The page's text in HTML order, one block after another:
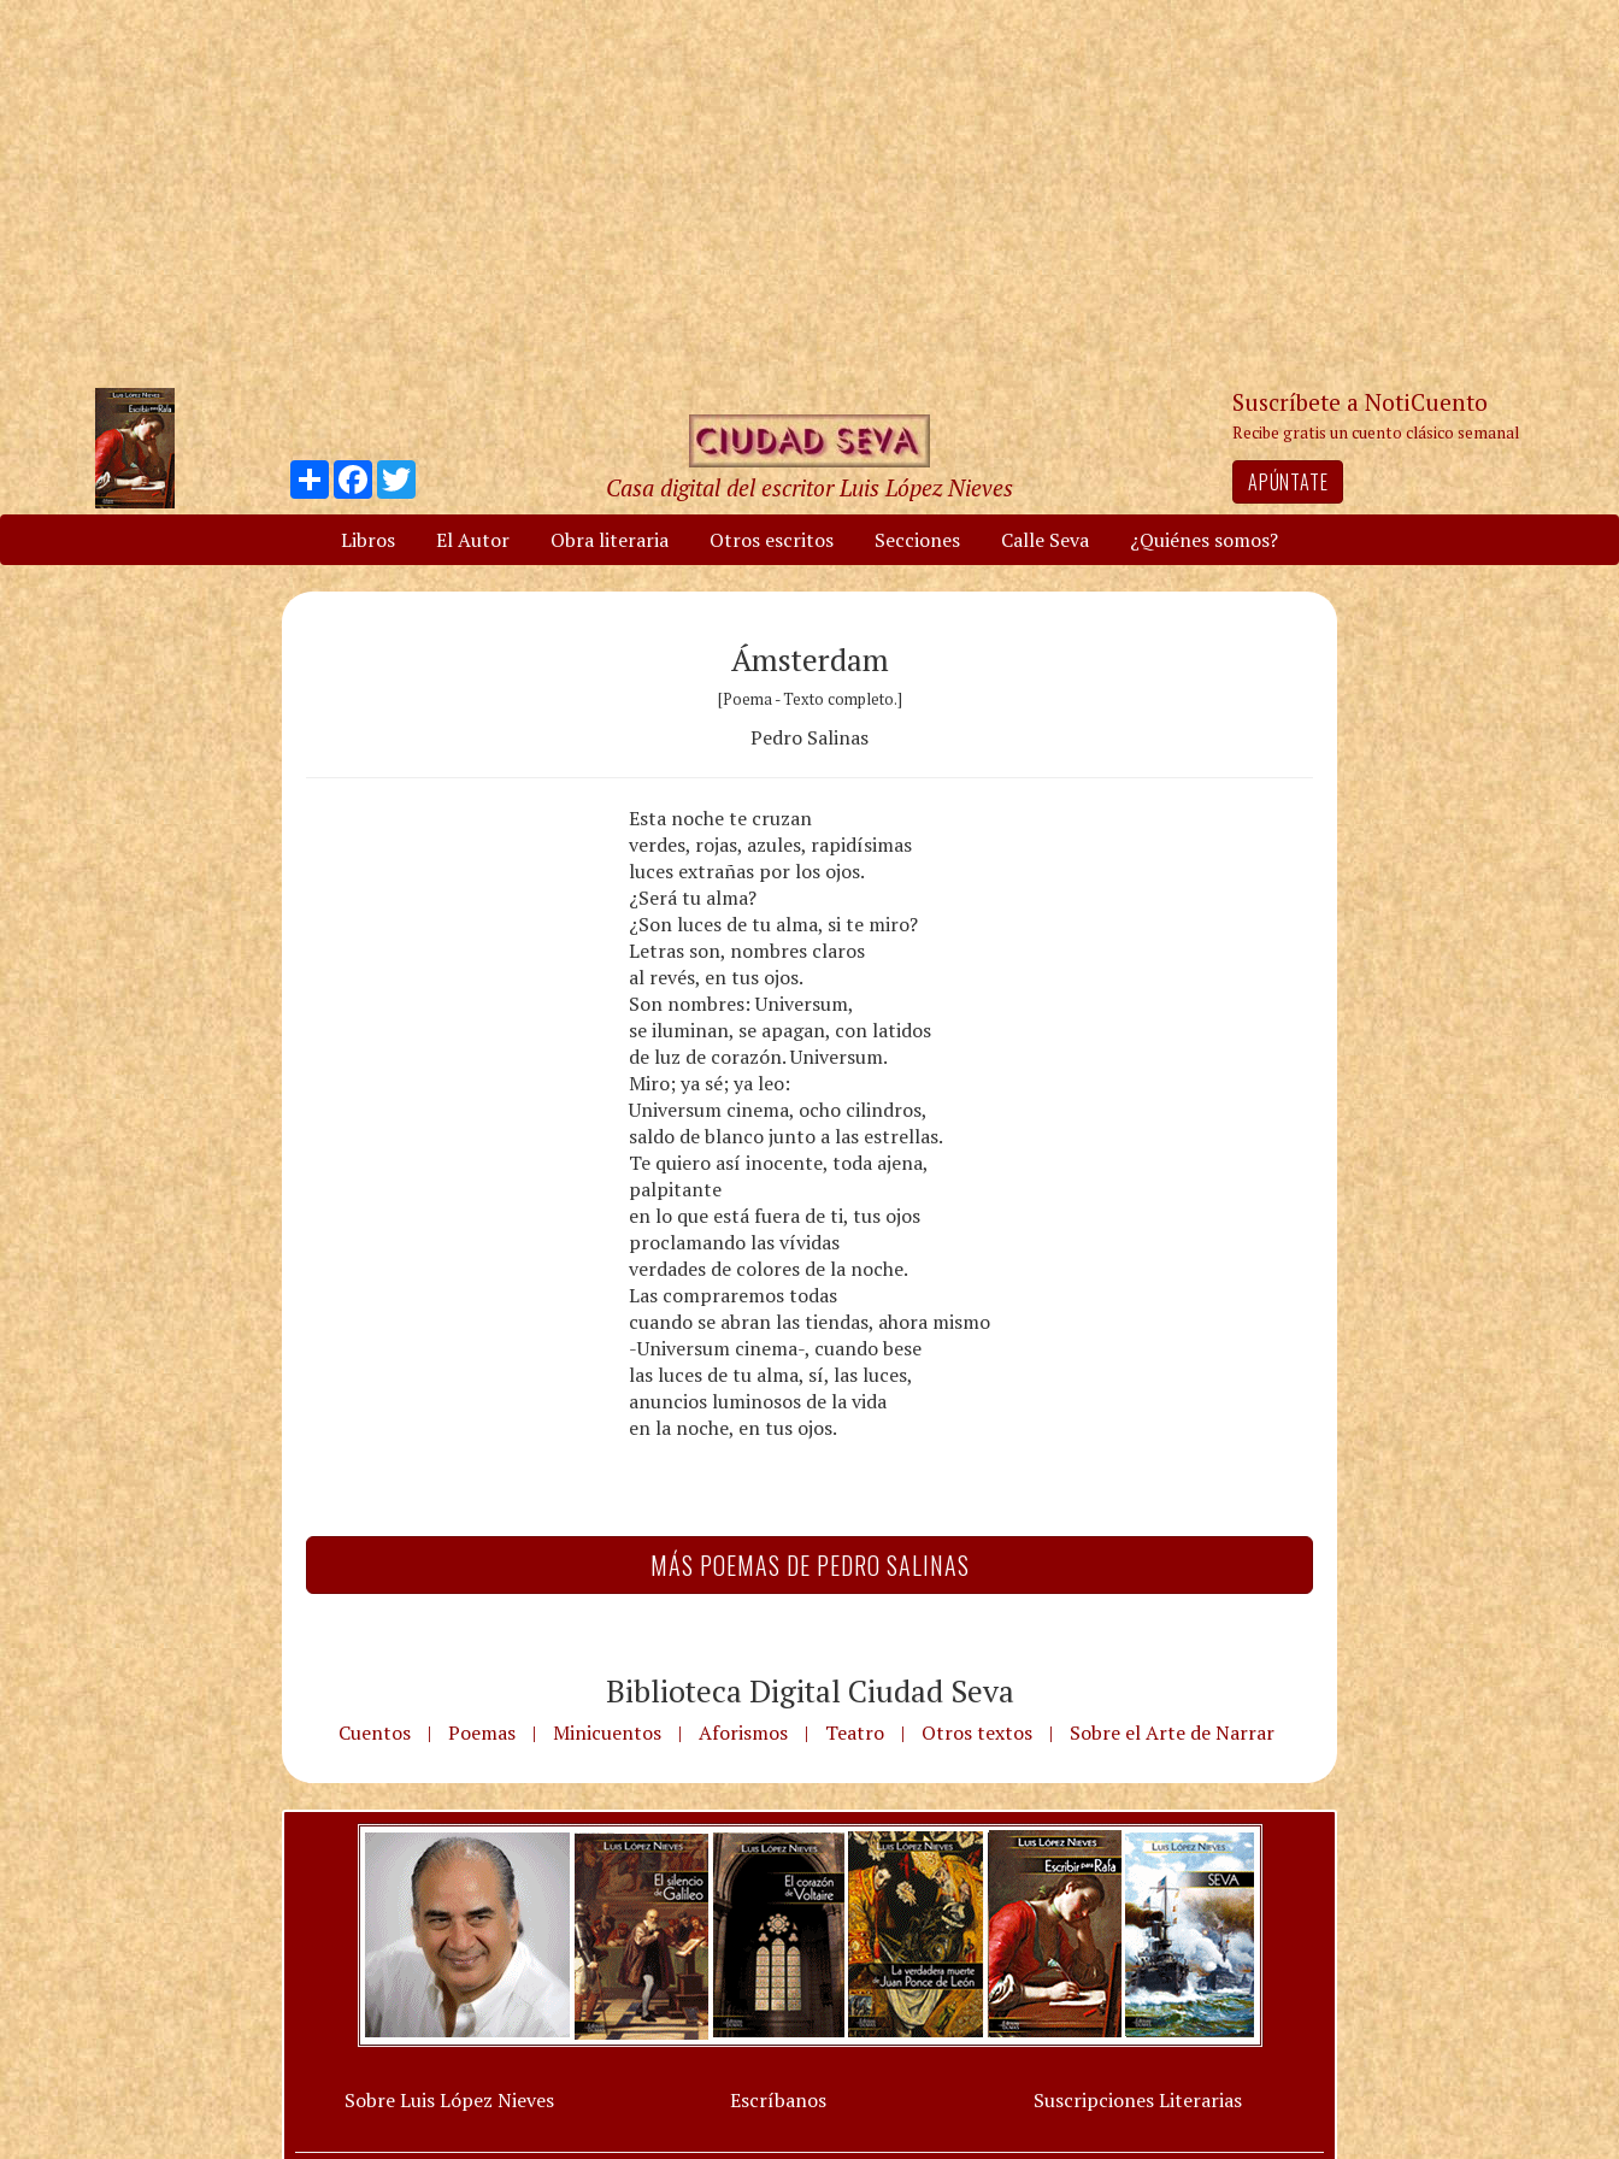
Compartir
Facebook
Twitter
Casa digital del escritor Luis López Nieves
Suscríbete a NotiCuento
Recibe gratis un cuento clásico semanal
APÚNTATE
Libros El Autor Obra literaria Otros escritos Secciones Calle Seva ¿Quiénes somos?
Ámsterdam
[Poema - Texto completo.]
Pedro Salinas
Esta noche te cruzan
verdes, rojas, azules, rapidísimas
luces extrañas por los ojos.
¿Será tu alma?
¿Son luces de tu alma, si te miro?
Letras son, nombres claros
al revés, en tus ojos.
Son nombres: Universum,
se iluminan, se apagan, con latidos
de luz de corazón. Universum.
Miro; ya sé; ya leo:
Universum cinema, ocho cilindros,
saldo de blanco junto a las estrellas.
Te quiero así inocente, toda ajena,
palpitante
en lo que está fuera de ti, tus ojos
proclamando las vívidas
verdades de colores de la noche.
Las compraremos todas
cuando se abran las tiendas, ahora mismo
-Universum cinema-, cuando bese
las luces de tu alma, sí, las luces,
anuncios luminosos de la vida
en la noche, en tus ojos.
MÁS POEMAS DE PEDRO SALINAS
Biblioteca Digital Ciudad Seva
Cuentos | Poemas | Minicuentos | Aforismos | Teatro | Otros textos | Sobre el Arte de Narrar
Sobre Luis López Nieves Escríbanos Suscripciones Literarias